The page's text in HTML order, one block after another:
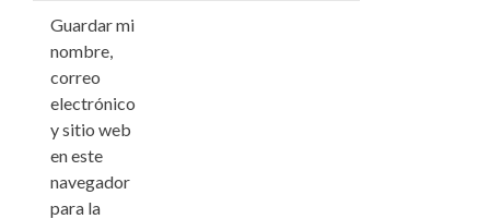
Guardar mi
nombre,
correo
electrónico
y sitio web
en este
navegador
para la